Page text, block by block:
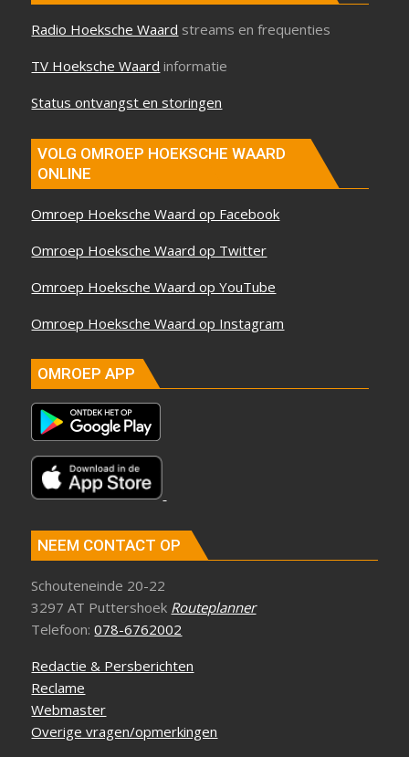
Radio Hoeksche Waard streams en frequenties
TV Hoeksche Waard informatie
Status ontvangst en storingen
VOLG OMROEP HOEKSCHE WAARD
ONLINE
Omroep Hoeksche Waard op Facebook
Omroep Hoeksche Waard op Twitter
Omroep Hoeksche Waard op YouTube
Omroep Hoeksche Waard op Instagram
OMROEP APP
NEEM CONTACT OP
Schouteneinde 20-22
3297 AT Puttershoek Routeplanner
Telefoon:078-6762002
Redactie & Persberichten
Reclame
Webmaster
Overige vragen/opmerkingen